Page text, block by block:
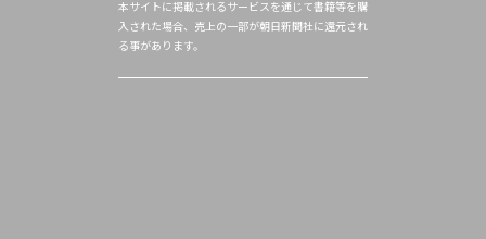
本サイトに掲載されるサービスを通じて書籍等を購
入された場合、売上の一部が朝日新聞社に還元され
る事があります。